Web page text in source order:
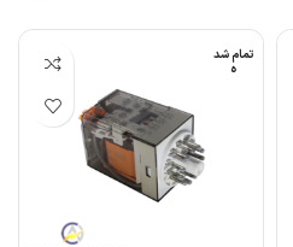
تمام شد
ه